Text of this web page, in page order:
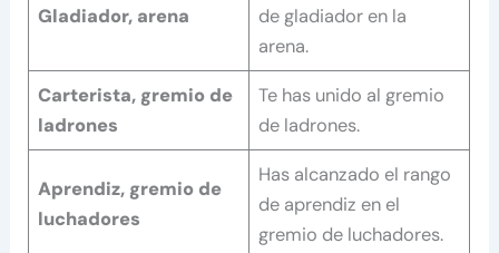
Gladiador, arena
de gladiador en la
arena.
Carterista, gremio de
ladrones
Te has unido al gremio
de ladrones.
Aprendiz, gremio de
luchadores
Has alcanzado el rango
de aprendiz en el
gremio de luchadores.